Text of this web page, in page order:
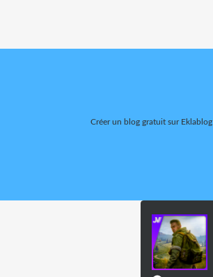
Créer un blog gratuit sur Eklablog